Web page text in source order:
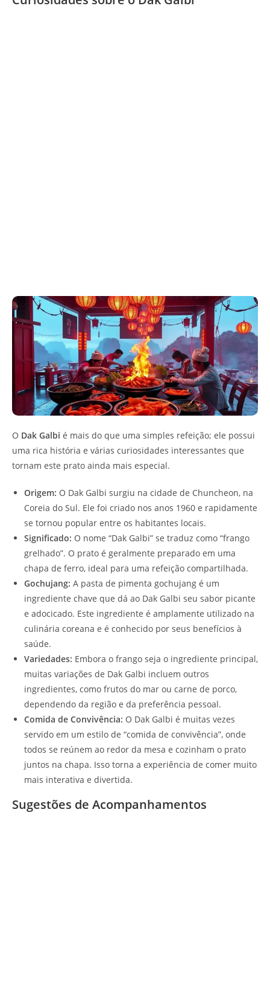
O Dak Galbi é mais do que uma simples refeição; ele possui
uma rica história e várias curiosidades interessantes que
tornam este prato ainda mais especial.
Origem: O Dak Galbi surgiu na cidade de Chuncheon, na
Coreia do Sul. Ele foi criado nos anos 1960 e rapidamente
se tornou popular entre os habitantes locais.
Significado: O nome “Dak Galbi” se traduz como “frango
grelhado”. O prato é geralmente preparado em uma
chapa de ferro, ideal para uma refeição compartilhada.
Gochujang: A pasta de pimenta gochujang é um
ingrediente chave que dá ao Dak Galbi seu sabor picante
e adocicado. Este ingrediente é amplamente utilizado na
culinária coreana e é conhecido por seus benefícios à
saúde.
Variedades: Embora o frango seja o ingrediente principal,
muitas variações de Dak Galbi incluem outros
ingredientes, como frutos do mar ou carne de porco,
dependendo da região e da preferência pessoal.
Comida de Convivência: O Dak Galbi é muitas vezes
servido em um estilo de “comida de convivência”, onde
todos se reúnem ao redor da mesa e cozinham o prato
juntos na chapa. Isso torna a experiência de comer muito
mais interativa e divertida.
Sugestões de Acompanhamentos